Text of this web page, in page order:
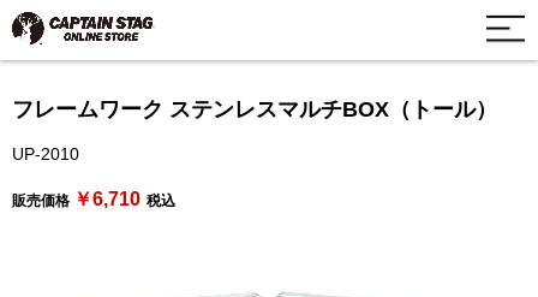
フレームワーク ステンレスマルチBOX（トール）
UP-2010
販売価格 ￥6,710 税込